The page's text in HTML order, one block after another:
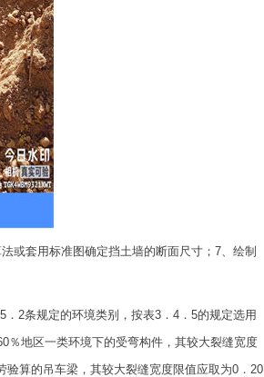
或套用标准图确定挡土墙的断面尺寸；7、绘制
2条规定的环境类别，按表3．4．5的规定选用
％地区一类环境下的受弯构件，其较大裂缝宽度
算的吊车梁，其较大裂缝宽度限值应取为0．20